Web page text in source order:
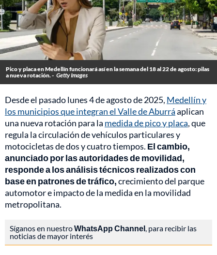
Pico y placa en Medellín funcionará así en la semana del 18 al 22 de agosto: pilas
a nueva rotación. - Getty Images
Desde el pasado lunes 4 de agosto de 2025, Medellín y
los municipios que integran el Valle de Aburráaplican
una nueva rotación para la medida de pico y placa, que
regula la circulación de vehículos particulares y
motocicletas de dos y cuatro tiempos. El cambio,
anunciado por las autoridades de movilidad,
responde a los análisis técnicos realizados con
base en patrones de tráfico,crecimiento del parque
automotor e impacto de la medida en la movilidad
metropolitana.
Síganos en nuestroWhatsApp Channel, para recibir las
noticias de mayor interés